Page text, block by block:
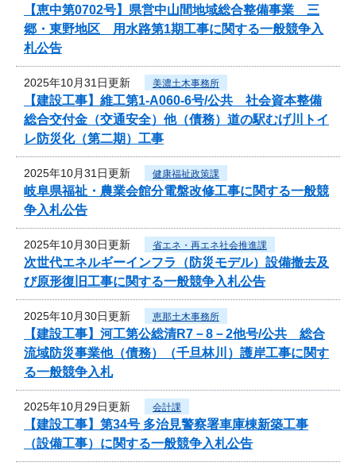
【恵中第0702号】県営中山間地域総合整備事業 三
郷・東野地区 用水路第1期工事に関する一般競争入
札公告
2025年10月31日更新 美濃土木事務所
【建設工事】維工第1-A060-6号/公共 社会資本整備
総合交付金（交通安全）他（債務）道の駅むげ川トイ
レ防災化（第二期）工事
2025年10月31日更新 健康福祉政策課
岐阜県福祉・農業会館分電盤改修工事に関する一般競
争入札公告
2025年10月30日更新 省エネ・再エネ社会推進課
次世代エネルギーインフラ（防災モデル）設備撤去及
び原形復旧工事に関する一般競争入札公告
2025年10月30日更新 恵那土木事務所
【建設工事】河工第公総清R7－8－2他号/公共 総合
流域防災事業他（債務）（千旦林川）護岸工事に関す
る一般競争入札
2025年10月29日更新 会計課
【建設工事】第34号 多治見警察署車庫棟新築工事
（設備工事）に関する一般競争入札公告